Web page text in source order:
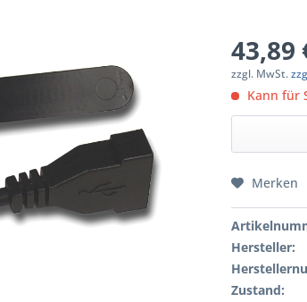
43,89
zzgl. MwSt.
Kann für
Merken
Hersteller:
Zustand: